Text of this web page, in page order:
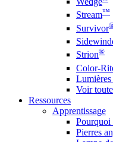
Stream™
Survivor
Strion®
Color-
Lumières
Voir
Ressources
Apprentissage
Pourquoi
Pierres